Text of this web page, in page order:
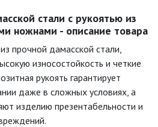
стали с рукоятью из
ножнами - описание товара
прочной дамасской стали,
износостойкость и четкие
рукоять гарантирует
даже в сложных условиях, а
изделию презентабельности и